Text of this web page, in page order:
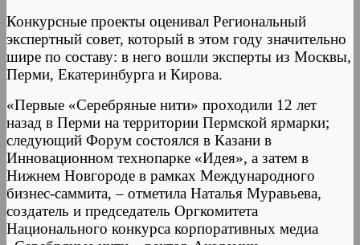
Конкурсные проекты оценивал Региональный
экспертный совет, который в этом году значительно
шире по составу: в него вошли эксперты из Москвы,
Перми, Екатеринбурга и Кирова.
«Первые «Серебряные нити» проходили 12 лет
назад в Перми на территории Пермской ярмарки;
следующий Форум состоялся в Казани в
Инновационном технопарке «Идея», а затем в
Нижнем Новгороде в рамках Международного
бизнес-саммита, – отметила Наталья Муравьева,
создатель и председатель Оргкомитета
Национального конкурса корпоративных медиа